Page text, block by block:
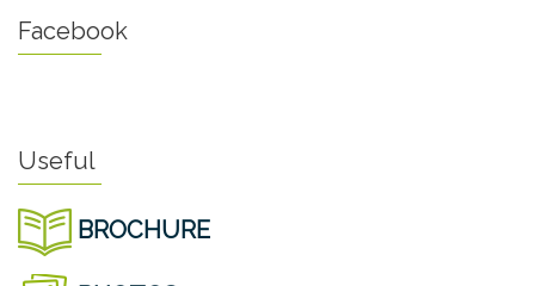
Facebook
Useful
BROCHURE